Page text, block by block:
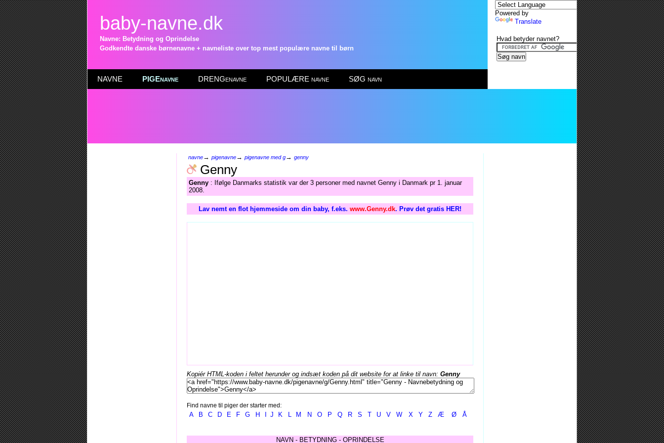
baby-navne.dk
Navne: Betydning og Oprindelse
Godkendte danske børnenavne + navneliste over top mest populære navne til børn
NAVNE PIGEnavne DRENGenavne POPULÆRE navne SØG navn
navne→ pigenavne→ pigenavne med g→ genny
Genny
Genny : Ifølge Danmarks statistik var der 3 personer med navnet Genny i Danmark pr 1. januar
2008.
Lav nemt en flot hjemmeside om din baby, f.eks. www.Genny.dk. Prøv det gratis HER!
Kopiér HTML-koden i feltet herunder og indsæt koden på dit website for at linke til navn: Genny
Find navne til piger der starter med:
A B C D E F G H J K L M N O P Q R S T U V W X Y Z Æ Ø Å
NAVN - BETYDNING - OPRINDELSE
Powered by
Translate
Hvad betyder navnet?